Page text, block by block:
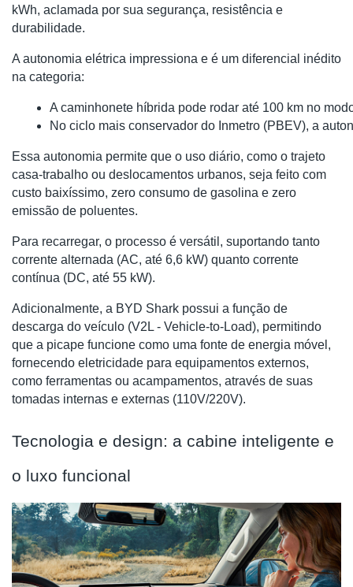
kWh, aclamada por sua segurança, resistência e
durabilidade.
A autonomia elétrica impressiona e é um diferencial inédito
na categoria:
A caminhonete híbrida pode rodar até 100 km no
No ciclo mais conservador do Inmetro (PBEV), a
Essa autonomia permite que o uso diário, como o trajeto
casa-trabalho ou deslocamentos urbanos, seja feito com
custo baixíssimo, zero consumo de gasolina e zero
emissão de poluentes.
Para recarregar, o processo é versátil, suportando tanto
corrente alternada (AC, até 6,6 kW) quanto corrente
contínua (DC, até 55 kW).
Adicionalmente, a BYD Shark possui a função de
descarga do veículo (V2L - Vehicle-to-Load), permitindo
que a picape funcione como uma fonte de energia móvel,
fornecendo eletricidade para equipamentos externos,
como ferramentas ou acampamentos, através de suas
tomadas internas e externas (110V/220V).
Tecnologia e design: a cabine inteligente e
o luxo funcional